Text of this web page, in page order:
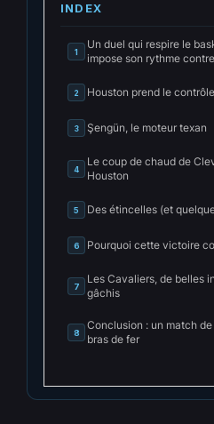
INDEX
1
Un duel qui respire le
impose son rythme
2 Houston prend le
3 Şengün, le moteur texan
4
Le coup de chaud de
Houston
5 Des étincelles (et
6 Pourquoi cette victoire
7
Les Cavaliers, de belles
gâchis
8
Conclusion : un match
bras de fer